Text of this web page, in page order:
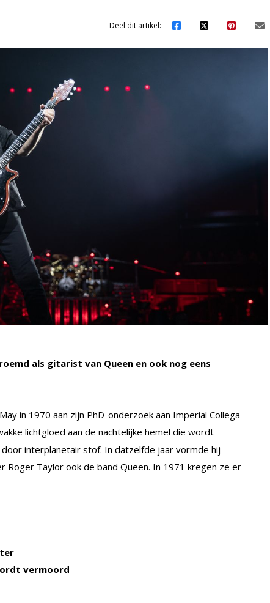
Deel dit artikel:
als gitarist van Queen en ook nog eens
in 1970 aan zijn PhD-onderzoek aan Imperial Collega
lichtgloed aan de nachtelijke hemel die wordt
interplanetair stof. In datzelfde jaar vormde hij
Roger Taylor ook de band Queen. In 1971 kregen ze er
vermoord